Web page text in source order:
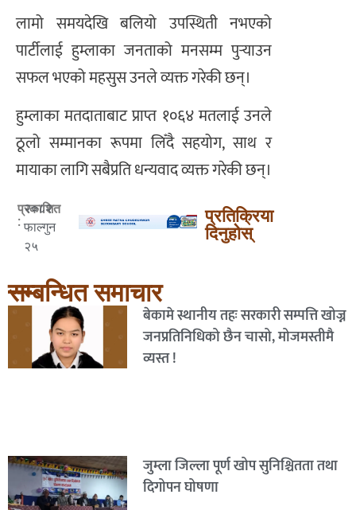
लामो समयदेखि बलियो उपस्थिती नभएको
पार्टीलाई हुम्लाका जनताको मनसम्म पुर्‍याउन
सफल भएको महसुस उनले व्यक्त गरेकी छन्।
हुम्लाका मतदाताबाट प्राप्त १०६४ मतलाई उनले
ठूलो सम्मानका रूपमा लिँदै सहयोग, साथ र
मायाका लागि सबैप्रति धन्यवाद व्यक्त गरेकी छन्।
प्रकाशित
:
२०८२
फाल्गुन
२५
प्रतिक्रिया
दिनुहोस्
सम्बन्धित समाचार
बेकामे स्थानीय तहः सरकारी सम्पत्ति खोज्न
जनप्रतिनिधिको छैन चासो, मोजमस्तीमै
व्यस्त !
जुम्ला जिल्ला पूर्ण खोप सुनिश्चितता तथा
दिगोपन घोषणा